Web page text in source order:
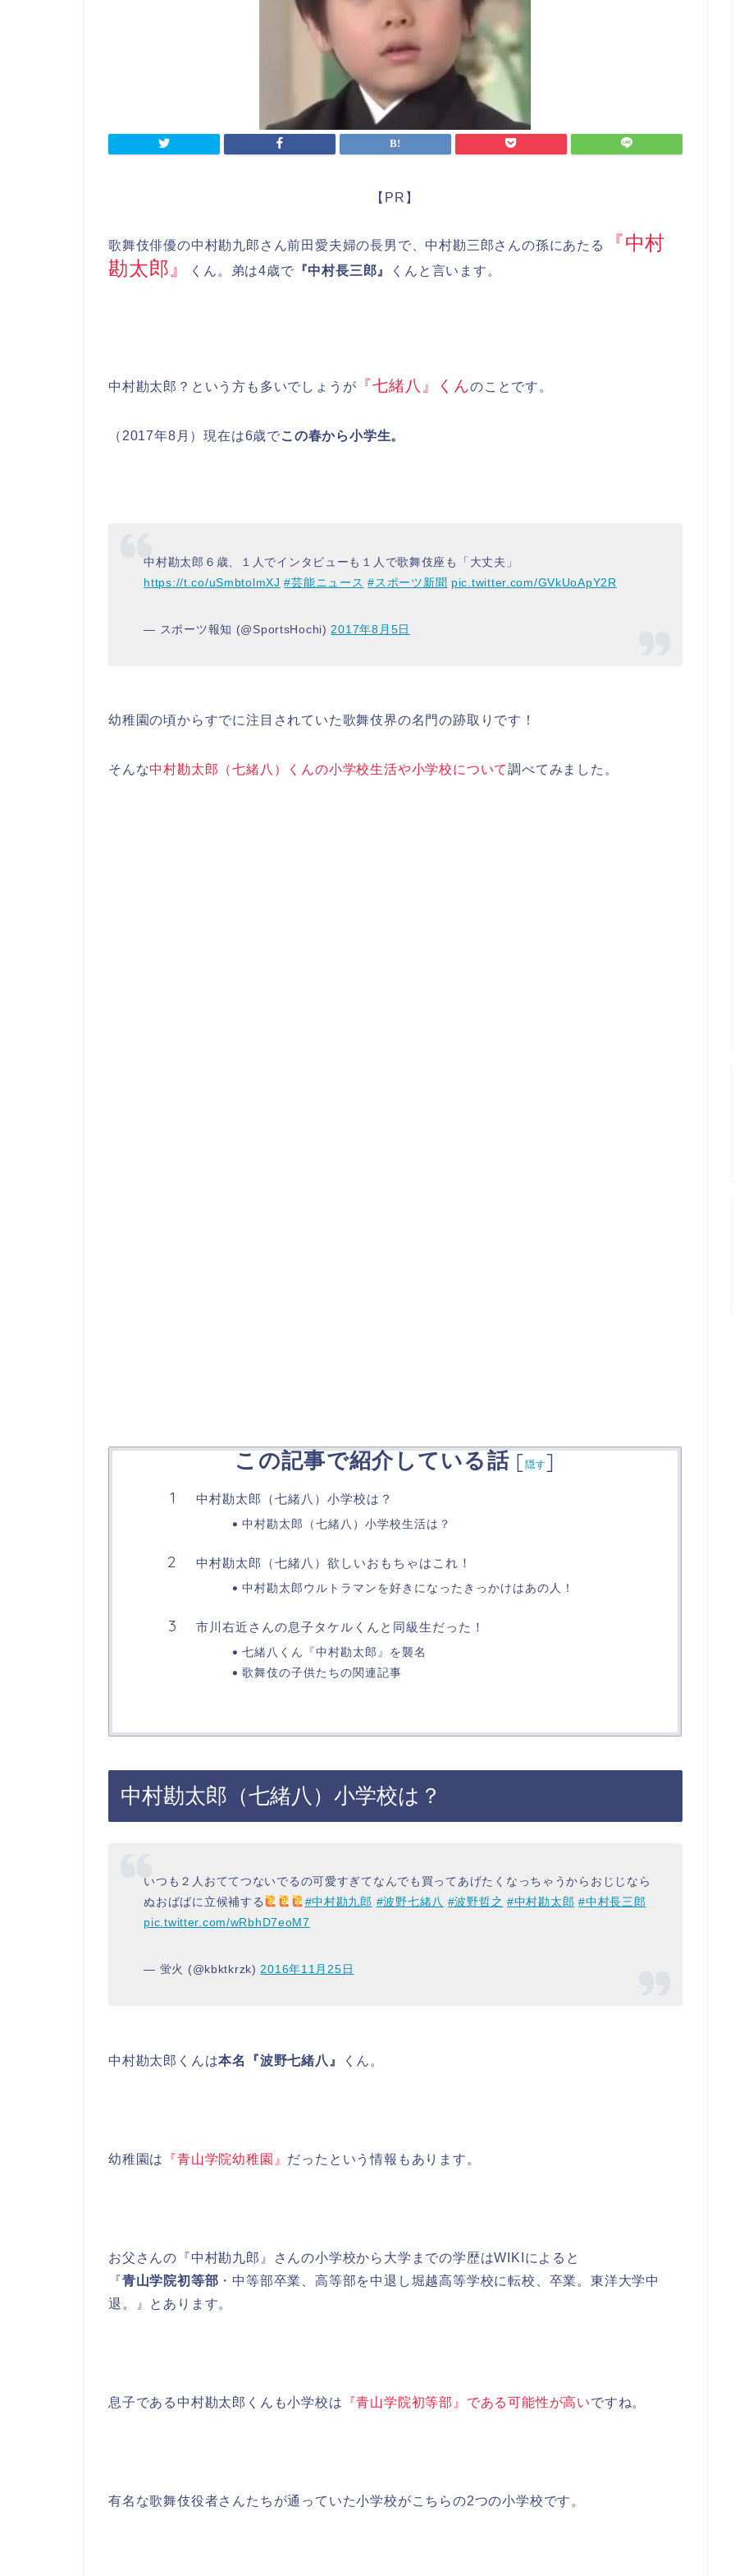
【PR】
歌舞伎俳優の中村勘九郎さん前田愛夫婦の長男で、中村勘三郎さんの孫にあたる
『中村
勘太郎』
くん。弟は4歳で 『中村長三郎』 くんと言います。
中村勘太郎？という方も多いでしょうが 『七緒八』くんのことです。
（2017年8月）現在は6歳でこの春から小学生。
中村勘太郎６歳、１人でインタビューも１人で歌舞伎座も「大丈夫」
https://t.co/uSmbtolmXJ #芸能ニュース #スポーツ新聞 pic.twitter.com/GVkUoApY2R
— スポーツ報知 (@SportsHochi) 2017年8月5日
幼稚園の頃からすでに注目されていた歌舞伎界の名門の跡取りです！
そんな中村勘太郎（七緒八）くんの小学校生活や小学校について調べてみました。
この記事で紹介している話 [隠す]
中村勘太郎（七緒八）小学校は？
中村勘太郎（七緒八）小学校生活は？
中村勘太郎（七緒八）欲しいおもちゃはこれ！
中村勘太郎ウルトラマンを好きになったきっかけはあの人！
市川右近さんの息子タケルくんと同級生だった！
七緒八くん『中村勘太郎』を襲名
歌舞伎の子供たちの関連記事
中村勘太郎（七緒八）小学校は？
いつも２人おててつないでるの可愛すぎてなんでも買ってあげたくなっちゃうからおじじなら
ぬおばばに立候補する
#中村勘九郎 #波野七緒八 #波野哲之 #中村勘太郎 #中村長三郎
pic.twitter.com/wRbhD7eoM7
— 蛍火 (@kbktkrzk)2016年11月25日
中村勘太郎くんは本名『波野七緒八』 くん。
幼稚園は 『青山学院幼稚園』 だったという情報もあります。
お父さんの『中村勘九郎』さんの小学校から大学までの学歴はWIKIによると
『青山学院初等部 ・中等部卒業、高等部を中退し堀越高等学校に転校、卒業。東洋大学中
退。』とあります。
息子である中村勘太郎くんも小学校は 『青山学院初等部』である可能性が高いですね。
有名な歌舞伎役者さんたちが通っていた小学校がこちらの2つの小学校です。